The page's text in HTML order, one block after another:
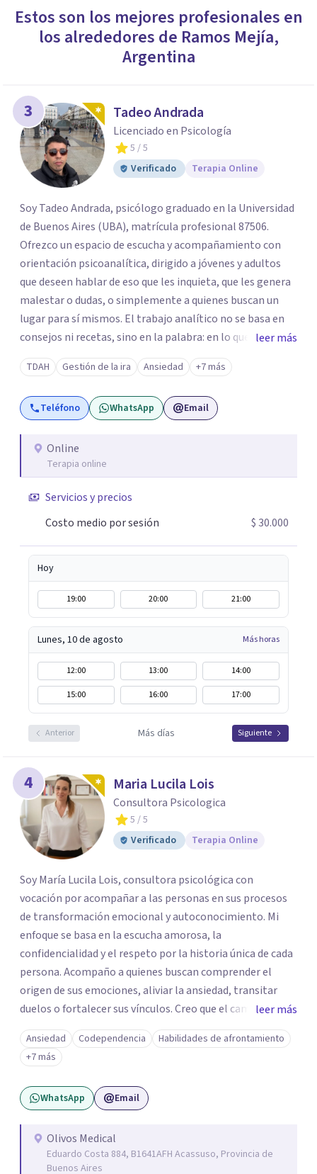
Estos son los mejores profesionales en
los alrededores de Ramos Mejía,
Argentina
3 Tadeo Andrada
Licenciado en Psicología
5 / 5
Verificado
Terapia Online
Soy Tadeo Andrada, psicólogo graduado en la Universidad
de Buenos Aires (UBA), matrícula profesional 87506.
Ofrezco un espacio de escucha y acompañamiento con
orientación psicoanalítica, dirigido a jóvenes y adultos
que deseen hablar de eso que les inquieta, que les genera
malestar o dudas, o simplemente a quienes buscan un
lugar para sí mismos. El trabajo analítico no se basa en
consejos ni recetas, sino en la palabra: en lo que cada
quien puede decir de su historia, de su deseo, de su
malestar... En el encuentro con un analista se abre la
posibilidad de pensar de otro modo eso que hasta ahora
parecía sin salida.
leer más
TDAH Gestión de la ira Ansiedad +7 más
Teléfono WhatsApp Email
Online
Terapia online
Servicios y precios
Costo medio por sesión
$ 30.000
Hoy
19:00 20:00 21:00
Lunes, 10 de agosto Más horas
12:00 13:00
14:00
15:00
16:00 17:00
Anterior Más días Siguiente
4 Maria Lucila Lois
Consultora Psicologica
5 / 5
Verificado
Terapia Online
Soy María Lucila Lois, consultora psicológica con
vocación por acompañar a las personas en sus procesos
de transformación emocional y autoconocimiento. Mi
enfoque se basa en la escucha amorosa, la
confidencialidad y el respeto por la historia única de cada
persona. Acompaño a quienes buscan comprender el
origen de sus emociones, aliviar la ansiedad, transitar
duelos o fortalecer sus vínculos. Creo que el camino hacia
una vida más auténtica comienza cuando nos animamos
a mirar hacia adentro y a reconocer las raíces de lo que
sentimos.
leer más
Ansiedad Codependencia
Habilidades de afrontamiento
+7 más
WhatsApp Email
Olivos Medical
Eduardo Costa 884, B1641AFH Acassuso, Provincia de
Buenos Aires